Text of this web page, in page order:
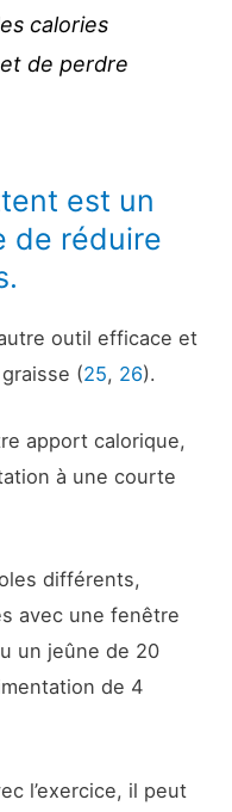
calories
de perdre
est un
de réduire
outil efficace et
(25, 26).
apport calorique,
à une courte
différents,
avec une fenêtre
un jeûne de 20
de 4
l’exercice, il peut